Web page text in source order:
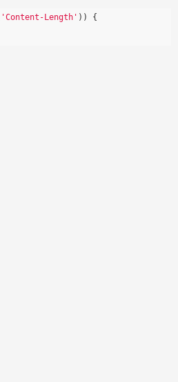
'Content-Length' )) {